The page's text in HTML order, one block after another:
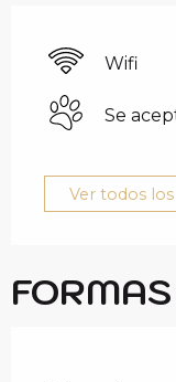
Wifi
Se
Ver todos